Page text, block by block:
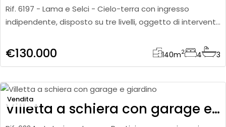
Rif. 6197 - Lama e Selci - Cielo-terra con ingresso
indipendente, disposto su tre livelli, oggetto di interventi
€130.000 140m2 4 3
Vendita
Villetta a schiera con garage e giardino